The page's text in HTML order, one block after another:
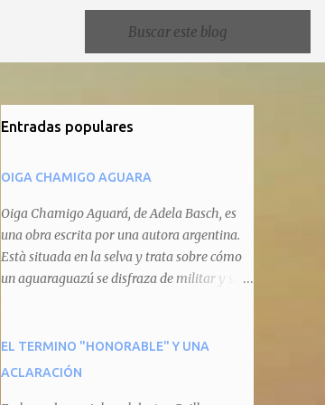
Entradas populares
OIGA CHAMIGO AGUARA
Oiga Chamigo Aguará, de Adela Basch, es
una obra escrita por una autora argentina.
Està situada en la selva y trata sobre cómo
un aguaraguazú se disfraza de militar y se
animal que pretenda circular por ahí. En
primera instancia aparece Teteu, el tero,
EL TERMINO "HONORABLE" Y UNA
ACLARACIÓN